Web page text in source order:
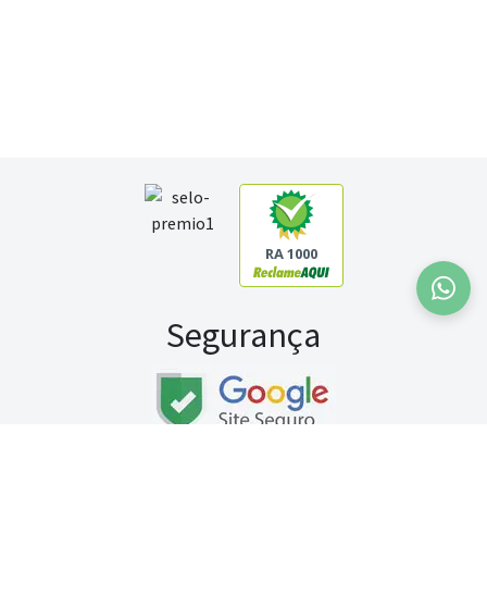
RA 1000
Segurança